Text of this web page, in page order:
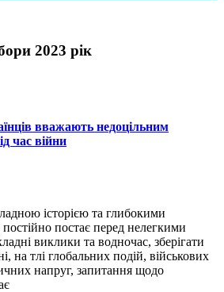
2023 рік
вважають недоцільним
час війни
історією та глибокими
постійно постає перед нелегкими
виклики та водночас, зберігати
на тлі глобальних подій, військових
напруг, запитання щодо